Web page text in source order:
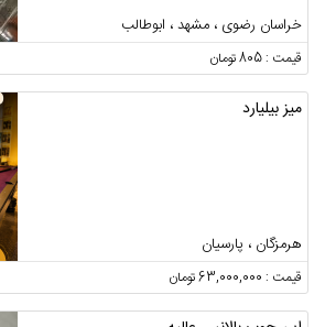
خراسان رضوی ، مشهد ، ابوطالب
قیمت : 805 تومان
میز بیلیارد
هرمزگان ، پارسیان
قیمت : 63,000,000 تومان